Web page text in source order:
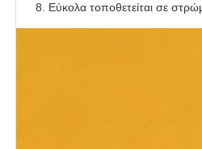
Εύκολα τοποθετείται σε